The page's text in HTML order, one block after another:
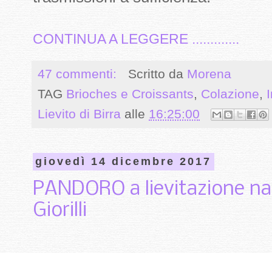
CONTINUA A LEGGERE .............
47 commenti: Scritto da Morena
TAG Brioches e Croissants Colazione
Lievito di Birra alle 16:25:00
giovedì 14 dicembre 2017
PANDORO a lievitazione
Giorilli